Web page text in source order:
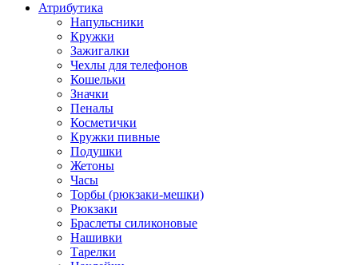
Атрибутика
Напульсники
Кружки
Зажигалки
Чехлы для телефонов
Кошельки
Значки
Пеналы
Косметички
Кружки пивные
Подушки
Жетоны
Часы
Торбы (рюкзаки-мешки)
Рюкзаки
Браслеты силиконовые
Нашивки
Тарелки